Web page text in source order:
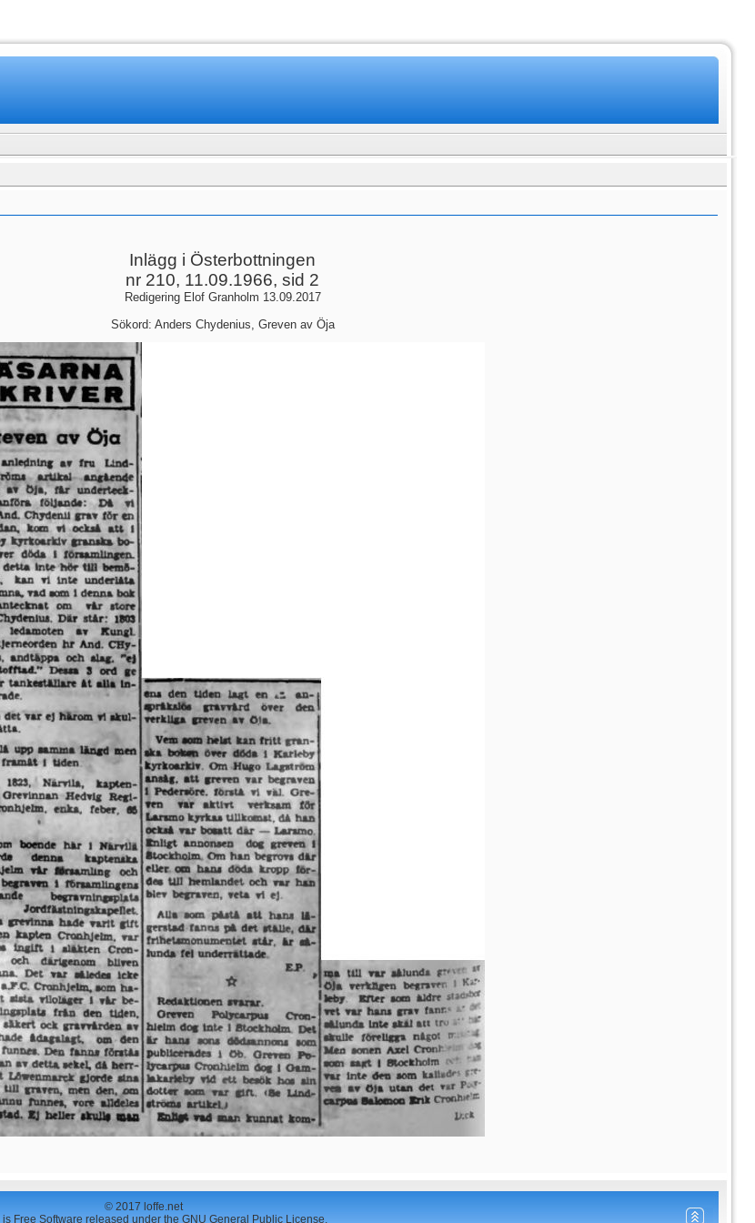
Inlägg i Österbottningen
nr 210, 11.09.1966, sid 2
Redigering Elof Granholm 13.09.2017
Sökord: Anders Chydenius, Greven av Öja
© 2017 loffe.net
is Free Software released under the GNU General Public License.